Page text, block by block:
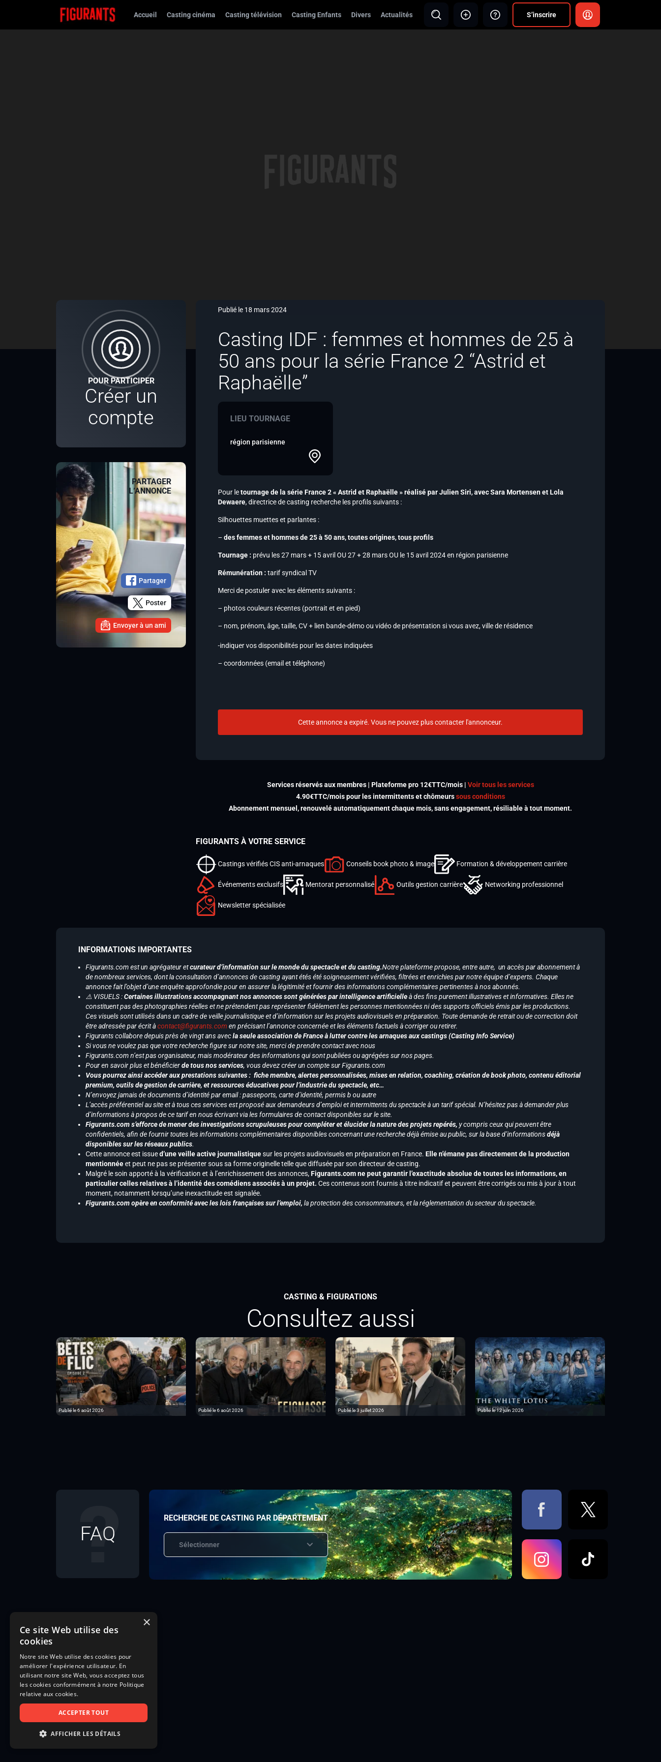
Accueil Casting cinéma Casting télévision Casting Enfants Divers Actualités S’inscrire
POUR PARTICIPER
Créer un
compte
PARTAGER
L’ANNONCE
Partager
Poster
Envoyer à un ami
Publié le 18 mars 2024
Casting IDF : femmes et hommes de 25 à
50 ans pour la série France 2 “Astrid et
Raphaëlle”
LIEU TOURNAGE
région parisienne
Pour letournage de la sérieFrance 2« Astrid et Raphaëlle » réalisé par Julien Siri,avec Sara Mortensen et Lola
Dewaere, directrice de casting recherche les profils suivants :
Silhouettes muettes et parlantes :
– des femmes et hommes de 25 à 50 ans, toutes origines, tous profils
Tournage : prévu les 27 mars + 15 avril OU 27 + 28 mars OU le 15 avril 2024 en région parisienne
Rémunération : tarif syndical TV
Merci de postuler avec les éléments suivants :
– photos couleurs récentes (portrait et en pied)
– nom, prénom, âge, taille, CV + lien bande-démo ou vidéo de présentation si vous avez, ville de résidence
-indiquer vos disponibilités pour les dates indiquées
– coordonnées (email et téléphone)
Cette annonce a expiré. Vous ne pouvez plus contacter l'annonceur.
Services réservés aux membres | Plateforme pro 12€TTC/mois | Voir tous les services
4.90€TTC/mois pour les intermittents et chômeurssous conditions
Abonnement mensuel, renouvelé automatiquement chaque mois, sans engagement, résiliable à tout moment.
FIGURANTS À VOTRE SERVICE
Castings vérifiés CIS anti-arnaques Conseils book photo & image Formation & développement carrière
Événements exclusifs Mentorat personnalisé Outils gestion carrière Networking professionnel
Newsletter spécialisée
INFORMATIONS IMPORTANTES
Figurants.com est un agrégateur etcurateur d’information sur le monde du spectacle et du casting.Notre plateforme propose, entre autre, un accès par abonnement à
de nombreux services, dont la consultation d’annonces de casting ayant étés été soigneusement vérifiées, filtrées et enrichies par notre équipe d’experts. Chaque
annonce fait l’objet d’une enquête approfondie pour en assurer la légitimité et fournir des informations complémentaires pertinentes à nos abonnés.
⚠️ VISUELS :Certaines illustrations accompagnant nos annonces sont générées par intelligence artificielleà des fins purement illustratives et informatives. Elles ne
constituent pas des photographies réelles et ne prétendent pas représenter fidèlement les personnes mentionnées ni des supports officiels émis par les productions.
Ces visuels sont utilisés dans un cadre de veille journalistique et d’information sur les projets audiovisuels en préparation. Toute demande de retrait ou de correction doit
être adressée par écrit àcontact@figurants.com en précisant l’annonce concernée et les éléments factuels à corriger ou retirer.
Figurants collabore depuis près de vingt ans avecla seule association de France à lutter contre les arnaques aux castings (Casting Info Service)
Si vous ne voulez pas que votre recherche figure sur notre site, merci de prendre contact avec nous
Figurants.com n’est pas organisateur, mais modérateur des informations qui sont publiées ou agrégées sur nos pages.
Pour en savoir plus et bénéficierde tous nos services, vous devez créer un compte sur Figurants.com
Vous pourrez ainsi accéder aux prestations suivantes : fiche membre, alertes personnalisées, mises en relation, coaching, création de book photo, contenu éditorial
premium, outils de gestion de carrière, et ressources éducatives pour l’industrie du spectacle, etc…
N’envoyez jamais de documents d’identité par email : passeports, carte d’identité, permis b ou autre
L’accès préférentiel au site et à tous ces services est proposé aux demandeurs d’emploi et intermittents du spectacle à un tarif spécial. N’hésitez pas à demander plus
d’informations à propos de ce tarif en nous écrivant via les formulaires de contact disponibles sur le site.
Figurants.com s’efforce de mener des investigations scrupuleuses pour compléter et élucider la nature des projets repérés, y compris ceux qui peuvent être
confidentiels, afin de fournir toutes les informations complémentaires disponibles concernant une recherche déjà émise au public, sur la base d’informationsdéjà
disponibles sur les réseaux publics.
Cette annonce est issued’une veille active journalistiquesur les projets audiovisuels en préparation en France. Elle n’émane pas directement de la production
mentionnéeet peut ne pas se présenter sous sa forme originelle telle que diffusée par son directeur de casting.
Malgré le soin apporté à la vérification et à l’enrichissement des annonces,Figurants.com ne peut garantir l’exactitude absolue de toutes les informations, en
particulier celles relatives à l’identité des comédiens associés à un projet. Ces contenus sont fournis à titre indicatif et peuvent être corrigés ou mis à jour à tout
moment, notamment lorsqu’une inexactitude est signalée.
Figurants.com opère en conformité avec les lois françaises sur l’emploi, la protection des consommateurs, et la réglementation du secteur du spectacle.
CASTING & FIGURATIONS
Consultez aussi
Publié le 6 août 2026 Publié le 6 août 2026 Publié le 3 juillet 2026 Publié le 12 juin 2026
FAQ
RECHERCHE DE CASTING PAR DÉPARTEMENT
Sélectionner
×
Ce site Web utilise des
cookies
Notre site Web utilise des cookies pour
améliorer l'expérience utilisateur. En
utilisant notre site Web, vous acceptez tous
les cookies conformément à notre Politique
relative aux cookies.
ACCEPTER TOUT
AFFICHER LES DÉTAILS